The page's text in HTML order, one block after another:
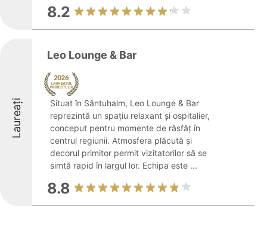
8.2
Laureați
Leo Lounge & Bar
Situat în Sântuhalm, Leo Lounge & Bar
reprezintă un spațiu relaxant și ospitalier,
conceput pentru momente de răsfăț în
centrul regiunii. Atmosfera plăcută și
decorul primitor permit vizitatorilor să se
simtă rapid în largul lor. Echipa este ...
8.8